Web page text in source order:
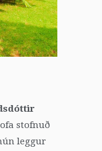
stofnuð
leggur